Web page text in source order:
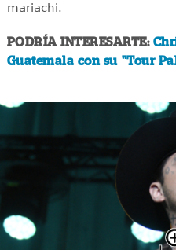
mariachi.
PODRÍA INTERESARTE:
Guatemala con su "Tour